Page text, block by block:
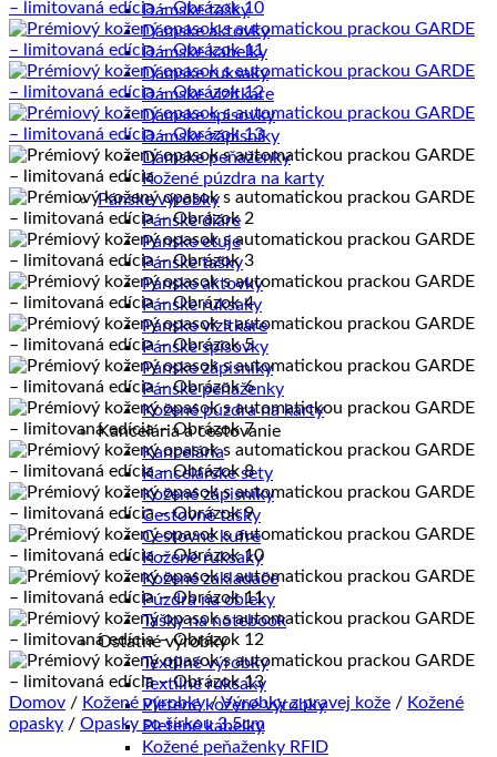
Dámske tašky
Dámske aktovky
Dámske kabelky
Dámske ruksaky
Dámske vizitkáre
Dámske spisovky
Dámske zápisníky
Dámske peňaženky
Kožené púzdra na karty
Pánske výrobky
Pánske diáre
Pánske etuje
Pánske tašky
Pánske aktovky
Pánske ruksaky
Pánske vizitkáre
Pánske spisovky
Pánske zápisníky
Pánske peňaženky
Kožené púzdra na karty
Kancelária a cestovanie
Kancelária
Kancelárske sety
Kožené zápisníky
Cestovné tašky
Cestovné kufre
Kožené ruksaky
Kožené zakladače
Púzdra na obleky
Tašky na notebook
Ostatné výrobky
Textilné výrobky
Textilné ruksaky
Pletené kožené výrobky
Pletené kabelky
Kožené peňaženky RFID
Domov / Kožené výrobky /Výrobky z pravej kože / Kožené
opasky / Opasky so šírkou 3.5cm